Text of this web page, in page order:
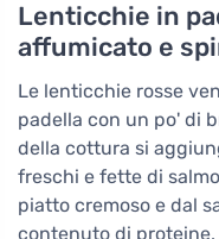
Lenticchie in
affumicato e
Le lenticchie rosse
padella con un po' di
della cottura si
freschi e fette di
piatto cremoso e dal
contenuto di proteine,